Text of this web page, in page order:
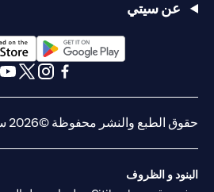
عن سيتي
opens in a new tab
tab
حقوق الطبع والنشر محفوظة ©2026 سيتي جروب انك.
البنود و الظروف